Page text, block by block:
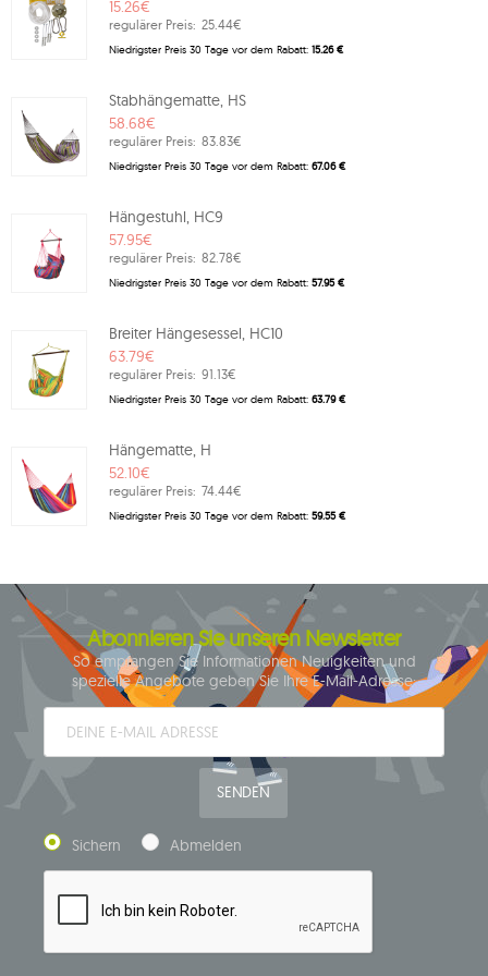
15.26€
regulärer Preis: 25.44€
Niedrigster Preis 30 Tage vor dem Rabatt: 15.26 €
Stabhängematte, HS
58.68€
regulärer Preis: 83.83€
Niedrigster Preis 30 Tage vor dem Rabatt: 67.06 €
Hängestuhl, HC9
57.95€
regulärer Preis: 82.78€
Niedrigster Preis 30 Tage vor dem Rabatt: 57.95 €
Breiter Hängesessel, HC10
63.79€
regulärer Preis: 91.13€
Niedrigster Preis 30 Tage vor dem Rabatt: 63.79 €
Hängematte, H
52.10€
regulärer Preis: 74.44€
Niedrigster Preis 30 Tage vor dem Rabatt: 59.55 €
Abonnieren Sie unseren Newsletter
So empfangen Sie Informationen Neuigkeiten und
spezielle Angebote geben Sie Ihre E-Mail-Adresse:
SENDEN
Sichern Abmelden